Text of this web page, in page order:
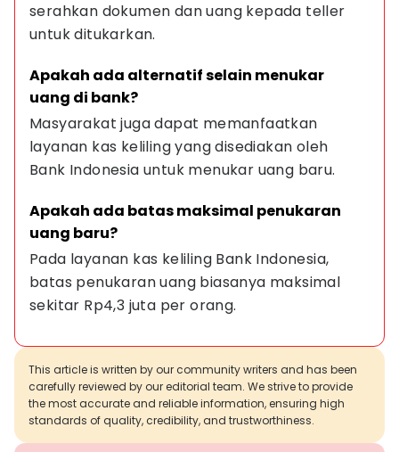
serahkan dokumen dan uang kepada teller
untuk ditukarkan.
Apakah ada alternatif selain menukar
uang di bank?
Masyarakat juga dapat memanfaatkan
layanan kas keliling yang disediakan oleh
Bank Indonesia untuk menukar uang baru.
Apakah ada batas maksimal penukaran
uang baru?
Pada layanan kas keliling Bank Indonesia,
batas penukaran uang biasanya maksimal
sekitar Rp4,3 juta per orang.
This article is written by our community writers and has been
carefully reviewed by our editorial team. We strive to provide
the most accurate and reliable information, ensuring high
standards of quality, credibility, and trustworthiness.